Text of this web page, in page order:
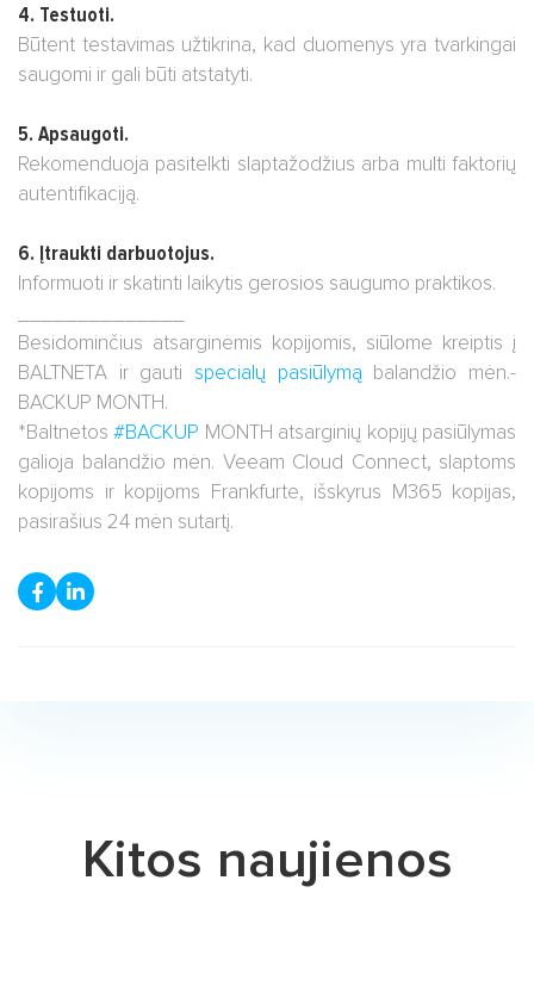
4. Testuoti.
Būtent testavimas užtikrina, kad duomenys yra tvarkingai
saugomi ir gali būti atstatyti.
5. Apsaugoti.
Rekomenduoja pasitelkti slaptažodžius arba multi faktorių
autentifikaciją.
6. Įtraukti darbuotojus.
Informuoti ir skatinti laikytis gerosios saugumo praktikos.
Besidominčius atsarginėmis kopijomis, siūlome kreiptis į
BALTNETA ir gauti specialų pasiūlymą balandžio mėn.-
BACKUP MONTH.
*Baltnetos#BACKUP MONTH atsarginių kopijų pasiūlymas
galioja balandžio mėn. Veeam Cloud Connect, slaptoms
kopijoms ir kopijoms Frankfurte, išskyrus M365 kopijas,
pasirašius 24 mėn sutartį.
Kitos naujienos